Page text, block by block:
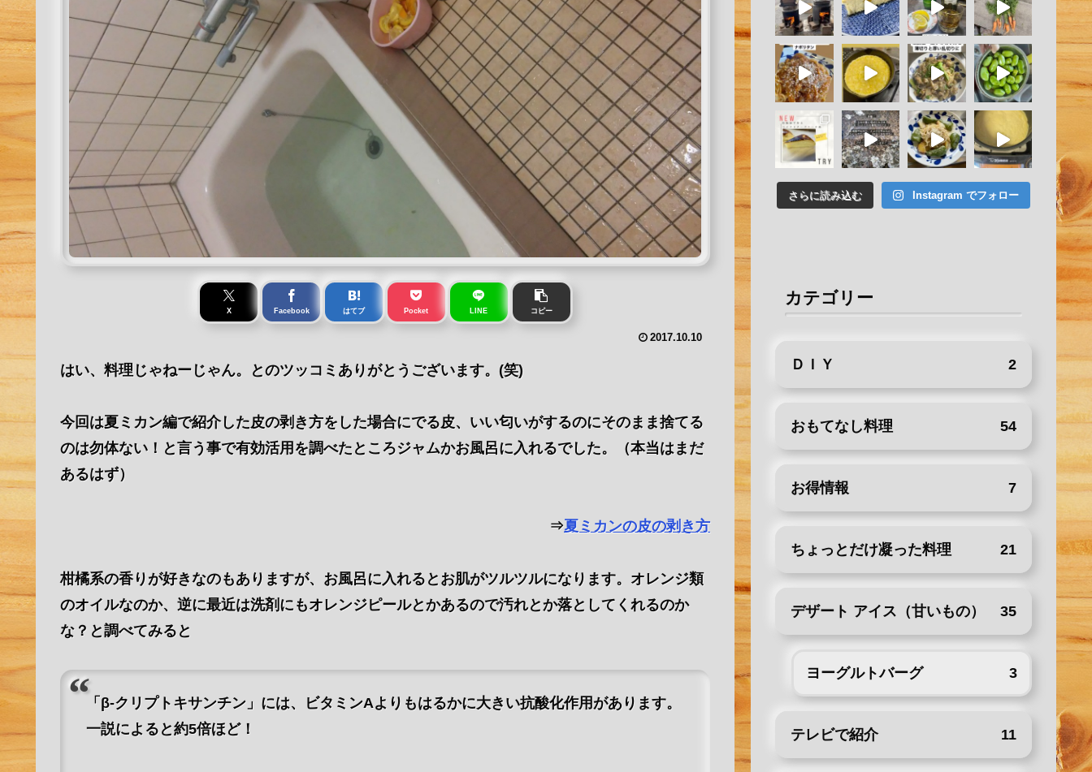
X Facebook はてブ Pocket LINE コピー
2017.10.10
はい、料理じゃねーじゃん。とのツッコミありがとうございます。(笑)
今回は夏ミカン編で紹介した皮の剥き方をした場合にでる皮、いい匂いがするのにそのまま捨てる
のは勿体ない！と言う事で有効活用を調べたところジャムかお風呂に入れるでした。（本当はまだ
あるはず）
⇒夏ミカンの皮の剥き方
柑橘系の香りが好きなのもありますが、お風呂に入れるとお肌がツルツルになります。オレンジ類
のオイルなのか、逆に最近は洗剤にもオレンジピールとかあるので汚れとか落としてくれるのか
な？と調べてみると
「β-クリプトキサンチン」には、ビタミンAよりもはるかに大きい抗酸化作用があります。
一説によると約5倍ほど！
さらに読み込む Instagram でフォロー
カテゴリー
ＤＩＹ 2
おもてなし料理 54
お得情報 7
ちょっとだけ凝った料理 21
デザート アイス（甘いもの） 35
ヨーグルトバーグ 3
テレビで紹介 11